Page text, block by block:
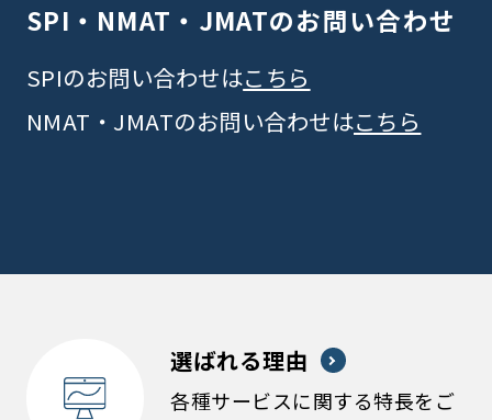
SPI・NMAT・JMATのお問い合わせ
SPIのお問い合わせはこちら
NMAT・JMATのお問い合わせはこちら
選ばれる理由
各種サービスに関する特長をご